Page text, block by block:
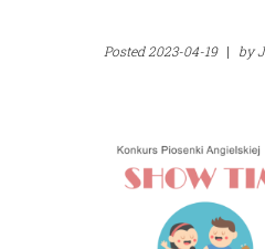
Posted2023-04-19 | by